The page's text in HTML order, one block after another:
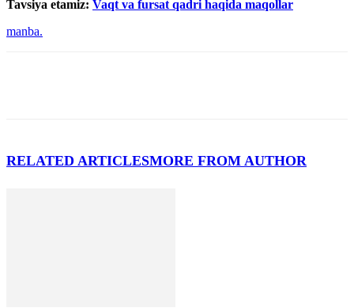
Tavsiya etamiz: Vaqt va fursat qadri haqida maqollar
manba.
RELATED ARTICLESMORE FROM AUTHOR